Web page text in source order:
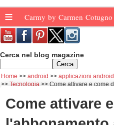
≡ Carmy by Carmen Cotugno
Cerca nel blog magazine
Home android applicazioni android
Tecnologia
Come attivare e come
Come attivare